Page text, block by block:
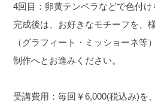
4回目：卵黄テンペラなどで色付け
完成後は、お好きなモチーフを、
（グラフィート・ミッショーネ等
制作へとお進みください。
受講費用：毎回￥6,000(税込み)を